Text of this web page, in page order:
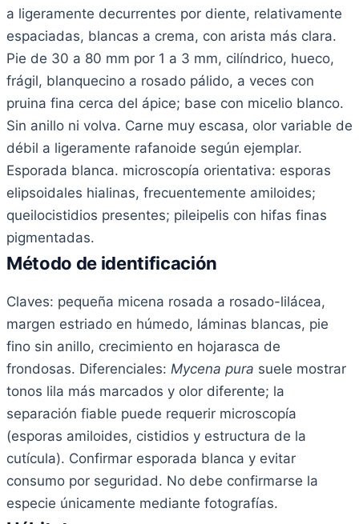
a ligeramente decurrentes por diente, relativamente
espaciadas, blancas a crema, con arista más clara.
Pie de 30 a 80 mm por 1 a 3 mm, cilíndrico, hueco,
frágil, blanquecino a rosado pálido, a veces con
pruina fina cerca del ápice; base con micelio blanco.
Sin anillo ni volva. Carne muy escasa, olor variable de
débil a ligeramente rafanoide según ejemplar.
Esporada blanca. microscopía orientativa: esporas
elipsoidales hialinas, frecuentemente amiloides;
queilocistidios presentes; pileipelis con hifas finas
pigmentadas.
Método de identificación
Claves: pequeña micena rosada a rosado-lilácea,
margen estriado en húmedo, láminas blancas, pie
fino sin anillo, crecimiento en hojarasca de
frondosas. Diferenciales: Mycena pura suele mostrar
tonos lila más marcados y olor diferente; la
separación fiable puede requerir microscopía
(esporas amiloides, cistidios y estructura de la
cutícula). Confirmar esporada blanca y evitar
consumo por seguridad. No debe confirmarse la
especie únicamente mediante fotografías.